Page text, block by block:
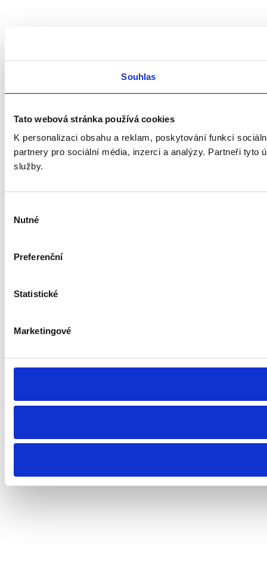
Souhlas
Tato webová stránka používá cookies
K personalizaci obsahu a reklam, poskytování funkcí
partnery pro sociální média, inzerci a analýzy. Partneři
služby.
souhlasu
Nutné
Preferenční
Statistické
Marketingové